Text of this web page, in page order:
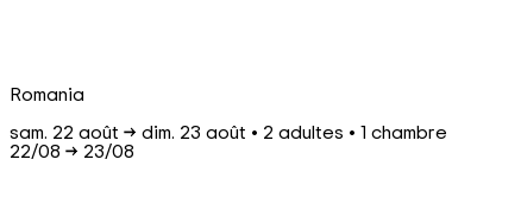
Romania
sam. 22 août → dim. 23 août • 2 adultes • 1 chambre
22/08 → 23/08